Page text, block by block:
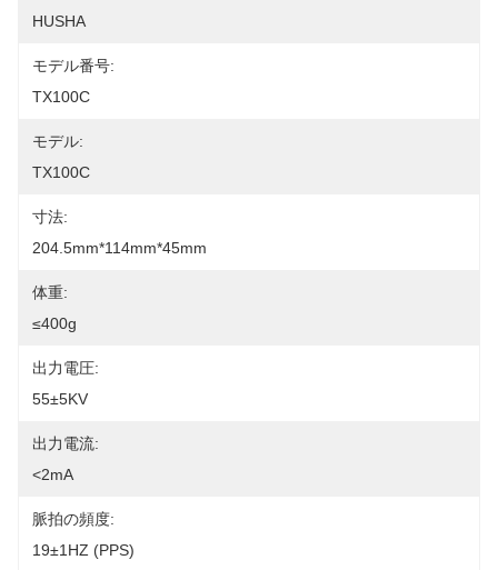
HUSHA
モデル番号:
TX100C
モデル:
TX100C
寸法:
204.5mm*114mm*45mm
体重:
≤400g
出力電圧:
55±5KV
出力電流:
<2mA
脈拍の頻度:
19±1HZ (PPS)